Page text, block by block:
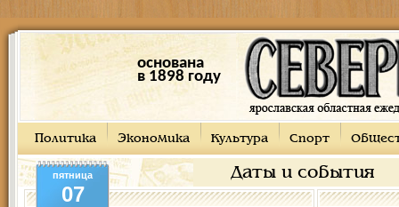
основана
в 1898 году
Политика Экономика Культура Спорт
Даты и события
пятница
07